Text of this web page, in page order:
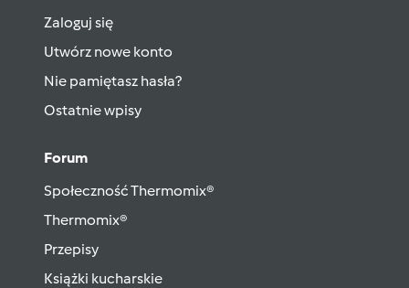
Zaloguj się
Utwórz nowe konto
Nie pamiętasz hasła?
Ostatnie wpisy
Forum
Społeczność Thermomix®
Thermomix®
Przepisy
Książki kucharskie